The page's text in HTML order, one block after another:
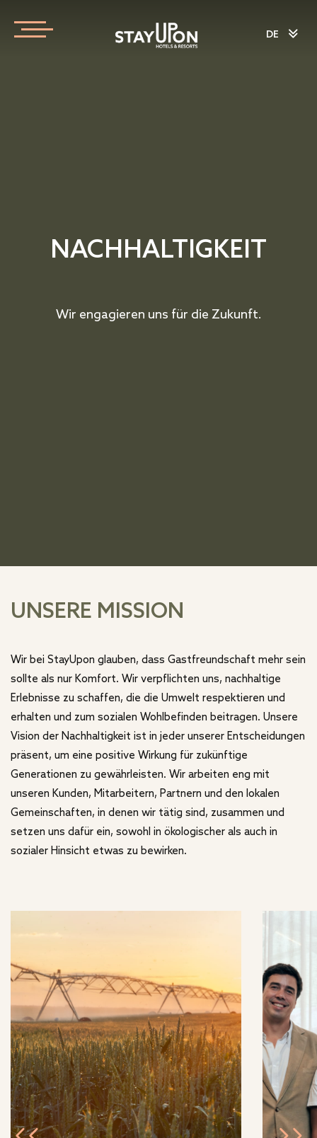
DE
NACHHALTIGKEIT
Wir engagieren uns für die Zukunft.
UNSERE MISSION
Wir bei StayUpon glauben, dass Gastfreundschaft mehr sein
sollte als nur Komfort. Wir verpflichten uns, nachhaltige
Erlebnisse zu schaffen, die die Umwelt respektieren und
erhalten und zum sozialen Wohlbefinden beitragen. Unsere
Vision der Nachhaltigkeit ist in jeder unserer Entscheidungen
präsent, um eine positive Wirkung für zukünftige
Generationen zu gewährleisten. Wir arbeiten eng mit
unseren Kunden, Mitarbeitern, Partnern und den lokalen
Gemeinschaften, in denen wir tätig sind, zusammen und
setzen uns dafür ein, sowohl in ökologischer als auch in
sozialer Hinsicht etwas zu bewirken.